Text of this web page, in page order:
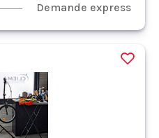
Demande express